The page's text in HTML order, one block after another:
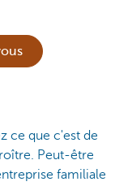
ce que c'est de
Peut-être
familiale